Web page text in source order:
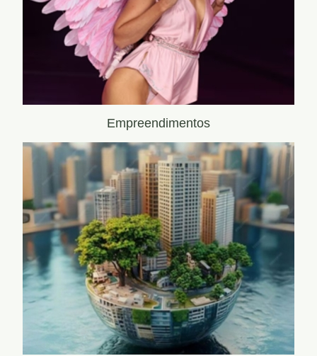
Empreendimentos